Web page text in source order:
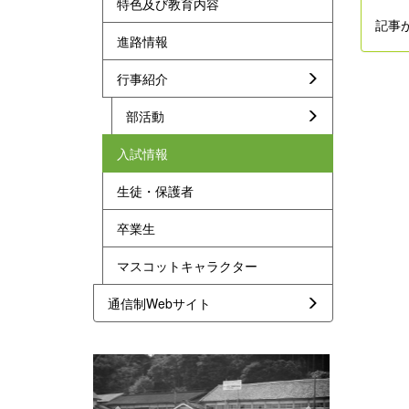
記事
特色及び教育内容
進路情報
行事紹介
部活動
入試情報
生徒・保護者
卒業生
マスコットキャラクター
通信制Webサイト
p
r
n
e